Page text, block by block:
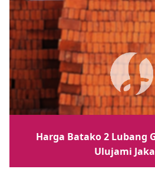
Harga Batako 2 Lubang
Ulujami